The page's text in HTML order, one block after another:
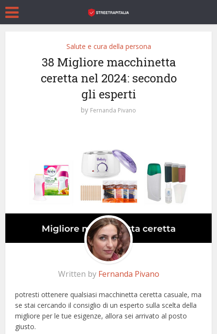
Salute e cura della persona
38 Migliore macchinetta
ceretta nel 2024: secondo
gli esperti
by Fernanda Pivano
Written by Fernanda Pivano
potresti ottenere qualsiasi macchinetta ceretta casuale, ma
se stai cercando il consiglio di un esperto sulla scelta della
migliore per le tue esigenze, allora sei arrivato al posto
giusto.